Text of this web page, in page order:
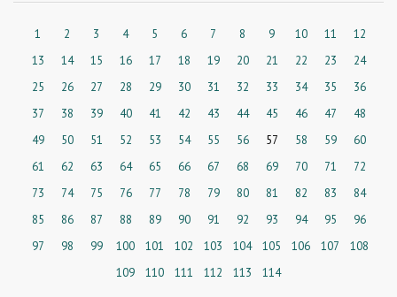
1 2 3 4 5 6 7 8 9 10 11
12
13
14 15 16 17 18 19 20 21 22 23
24
25
26 27 28 29 30 31 32 33 34 35
36
37
38 39 40 41 42 43 44 45 46 47
48
49
50 51 52 53 54 55 56 57 58 59
60
61
62 63 64 65 66 67 68 69 70 71
72
73
74 75 76 77 78 79 80 81 82 83
84
85
86 87 88 89 90 91 92 93 94 95
96
97
98 99 100 101 102 103 104 105 106 107
108
109
110 111 112 113 114